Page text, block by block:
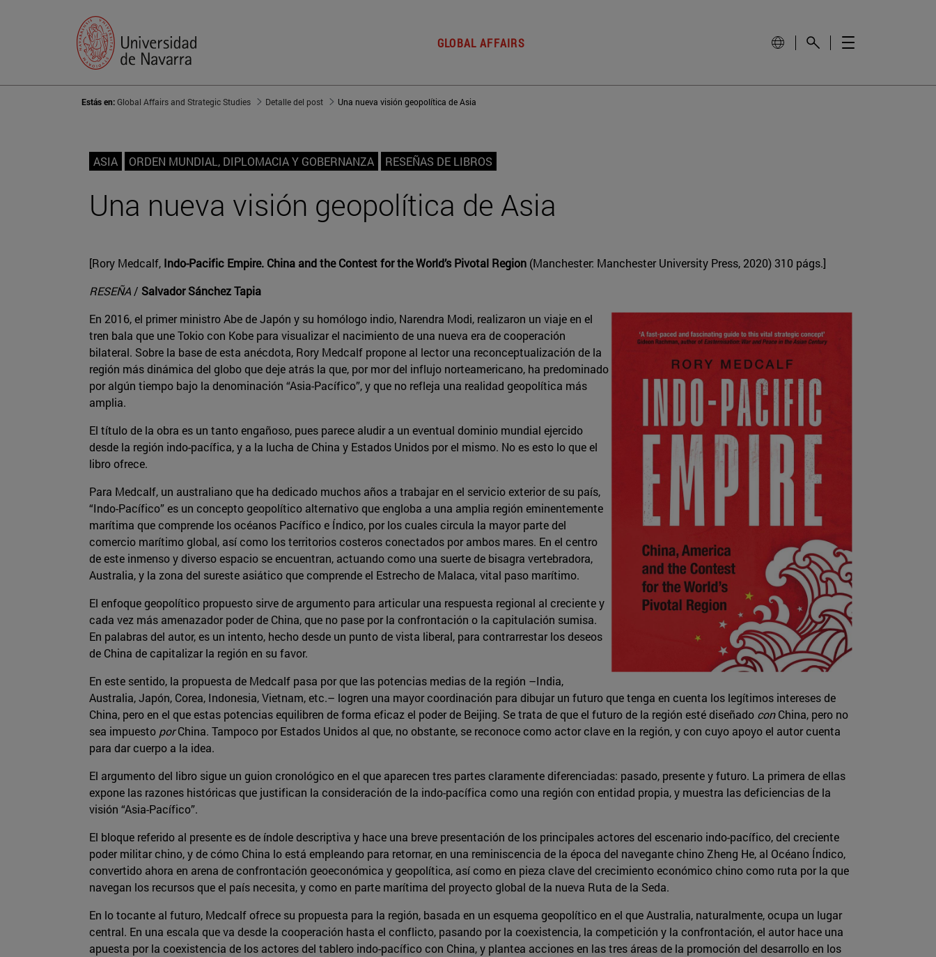
GLOBAL AFFAIRS
Estás en:Global Affairs and Strategic Studies Detalle del post Una nueva visión geopolítica de Asia
ASIA ORDEN MUNDIAL, DIPLOMACIA Y GOBERNANZA RESEÑAS DE LIBROS
Una nueva visión geopolítica de Asia
[Rory Medcalf, Indo-Pacific Empire. China and the Contest for the World’s Pivotal Region (Manchester: Manchester University Press, 2020) 310 págs.]
RESEÑA / Salvador Sánchez Tapia
En 2016, el primer ministro Abe de Japón y su homólogo indio, Narendra Modi, realizaron un viaje en el
tren bala que une Tokio con Kobe para visualizar el nacimiento de una nueva era de cooperación
bilateral. Sobre la base de esta anécdota, Rory Medcalf propone al lector una reconceptualización de la
región más dinámica del globo que deje atrás la que, por mor del influjo norteamericano, ha predominado
por algún tiempo bajo la denominación “Asia-Pacífico”, y que no refleja una realidad geopolítica más
amplia.
El título de la obra es un tanto engañoso, pues parece aludir a un eventual dominio mundial ejercido
desde la región indo-pacífica, y a la lucha de China y Estados Unidos por el mismo. No es esto lo que el
libro ofrece.
Para Medcalf, un australiano que ha dedicado muchos años a trabajar en el servicio exterior de su país,
“Indo-Pacífico” es un concepto geopolítico alternativo que engloba a una amplia región eminentemente
marítima que comprende los océanos Pacífico e Índico, por los cuales circula la mayor parte del
comercio marítimo global, así como los territorios costeros conectados por ambos mares. En el centro
de este inmenso y diverso espacio se encuentran, actuando como una suerte de bisagra vertebradora,
Australia, y la zona del sureste asiático que comprende el Estrecho de Malaca, vital paso marítimo.
El enfoque geopolítico propuesto sirve de argumento para articular una respuesta regional al creciente y
cada vez más amenazador poder de China, que no pase por la confrontación o la capitulación sumisa.
En palabras del autor, es un intento, hecho desde un punto de vista liberal, para contrarrestar los deseos
de China de capitalizar la región en su favor.
En este sentido, la propuesta de Medcalf pasa por que las potencias medias de la región –India,
Australia, Japón, Corea, Indonesia, Vietnam, etc.– logren una mayor coordinación para dibujar un futuro que tenga en cuenta los legítimos intereses de
China, pero en el que estas potencias equilibren de forma eficaz el poder de Beijing. Se trata de que el futuro de la región esté diseñado conChina, pero no
sea impuesto porChina. Tampoco por Estados Unidos al que, no obstante, se reconoce como actor clave en la región, y con cuyo apoyo el autor cuenta
para dar cuerpo a la idea.
El argumento del libro sigue un guion cronológico en el que aparecen tres partes claramente diferenciadas: pasado, presente y futuro. La primera de ellas
expone las razones históricas que justifican la consideración de la indo-pacífica como una región con entidad propia, y muestra las deficiencias de la
visión “Asia-Pacífico”.
El bloque referido al presente es de índole descriptiva y hace una breve presentación de los principales actores del escenario indo-pacífico, del creciente
poder militar chino, y de cómo China lo está empleando para retornar, en una reminiscencia de la época del navegante chino Zheng He, al Océano Índico,
convertido ahora en arena de confrontación geoeconómica y geopolítica, así como en pieza clave del crecimiento económico chino como ruta por la que
navegan los recursos que el país necesita, y como en parte marítima del proyecto global de la nueva Ruta de la Seda.
En lo tocante al futuro, Medcalf ofrece su propuesta para la región, basada en un esquema geopolítico en el que Australia, naturalmente, ocupa un lugar
central. En una escala que va desde la cooperación hasta el conflicto, pasando por la coexistencia, la competición y la confrontación, el autor hace una
apuesta por la coexistencia de los actores del tablero indo-pacífico con China, y plantea acciones en las tres áreas de la promoción del desarrollo en los